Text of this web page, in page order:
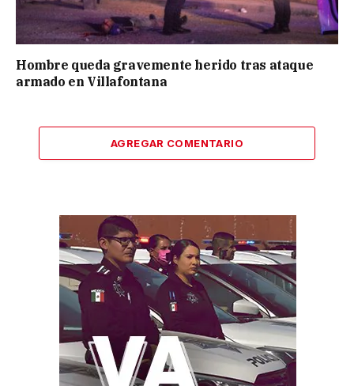
Hombre queda gravemente herido tras ataque
armado en Villafontana
AGREGAR COMENTARIO